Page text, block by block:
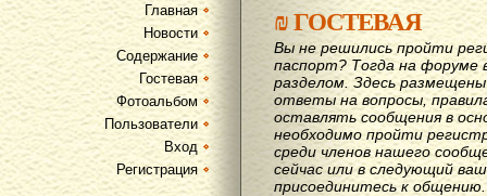
Главная
Новости
Содержание
Гостевая
Фотоальбом
Пользователи
Вход
Регистрация
₪ГОСТЕВАЯ
Вы не решились пройти
паспорт? Тогда на форуме
разделом. Здесь
ответы на вопросы,
оставлять сообщения в
необходимо пройти
среди членов нашего
сейчас или в следующий
присоединитесь к общению.